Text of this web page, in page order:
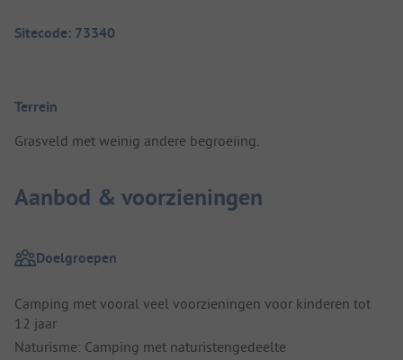
Sitecode: 73340
Terrein
Grasveld met weinig andere begroeiing.
Aanbod & voorzieningen
Doelgroepen
Camping met vooral veel voorzieningen voor kinderen tot
12 jaar
Naturisme: Camping met naturistengedeelte